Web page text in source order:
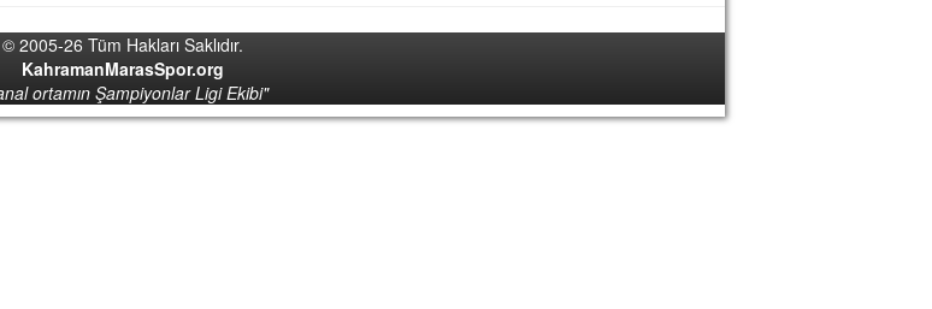
© 2005-26 Tüm Hakları Saklıdır.
KahramanMarasSpor.org
ortamın Şampiyonlar Ligi Ekibi"